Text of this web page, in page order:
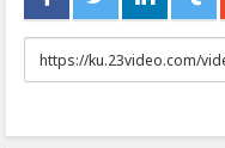
URL
to